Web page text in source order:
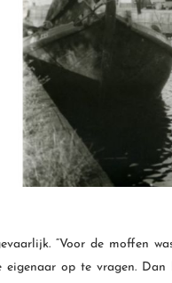
“Voor de moffen
eigenaar op te vragen.